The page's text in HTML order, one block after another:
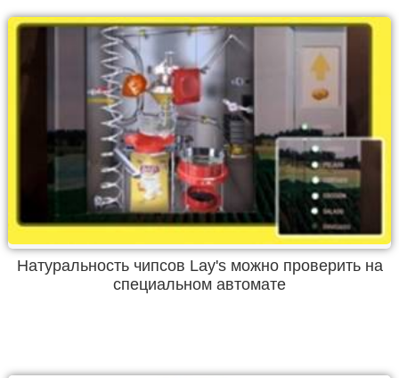
Натуральность чипсов Lay's можно проверить на
специальном автомате